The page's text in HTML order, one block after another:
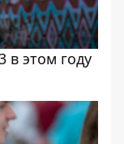
этом году